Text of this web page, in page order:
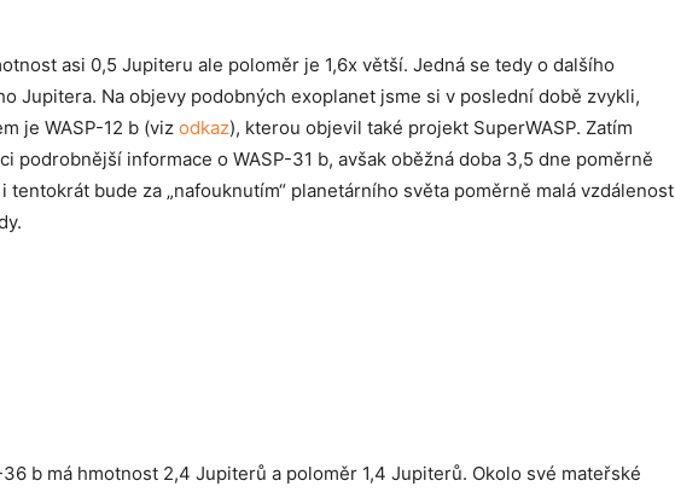
asi 0,5 Jupiteru ale poloměr je 1,6x větší. Jedná se tedy o dalšího
Jupitera. Na objevy podobných exoplanet jsme si v poslední době zvykli,
je WASP-12 b (viz odkaz), kterou objevil také projekt SuperWASP. Zatím
podrobnější informace o WASP-31 b, avšak oběžná doba 3,5 dne poměrně
tentokrát bude za „nafouknutím“ planetárního světa poměrně malá vzdálenost
36 b má hmotnost 2,4 Jupiterů a poloměr 1,4 Jupiterů. Okolo své mateřské